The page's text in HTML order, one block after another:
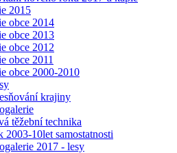
2015
obce 2014
obce 2013
obce 2012
obce 2011
obce 2000-2010
krajiny
těžební technika
2003-10let samostatnosti
2017 - lesy